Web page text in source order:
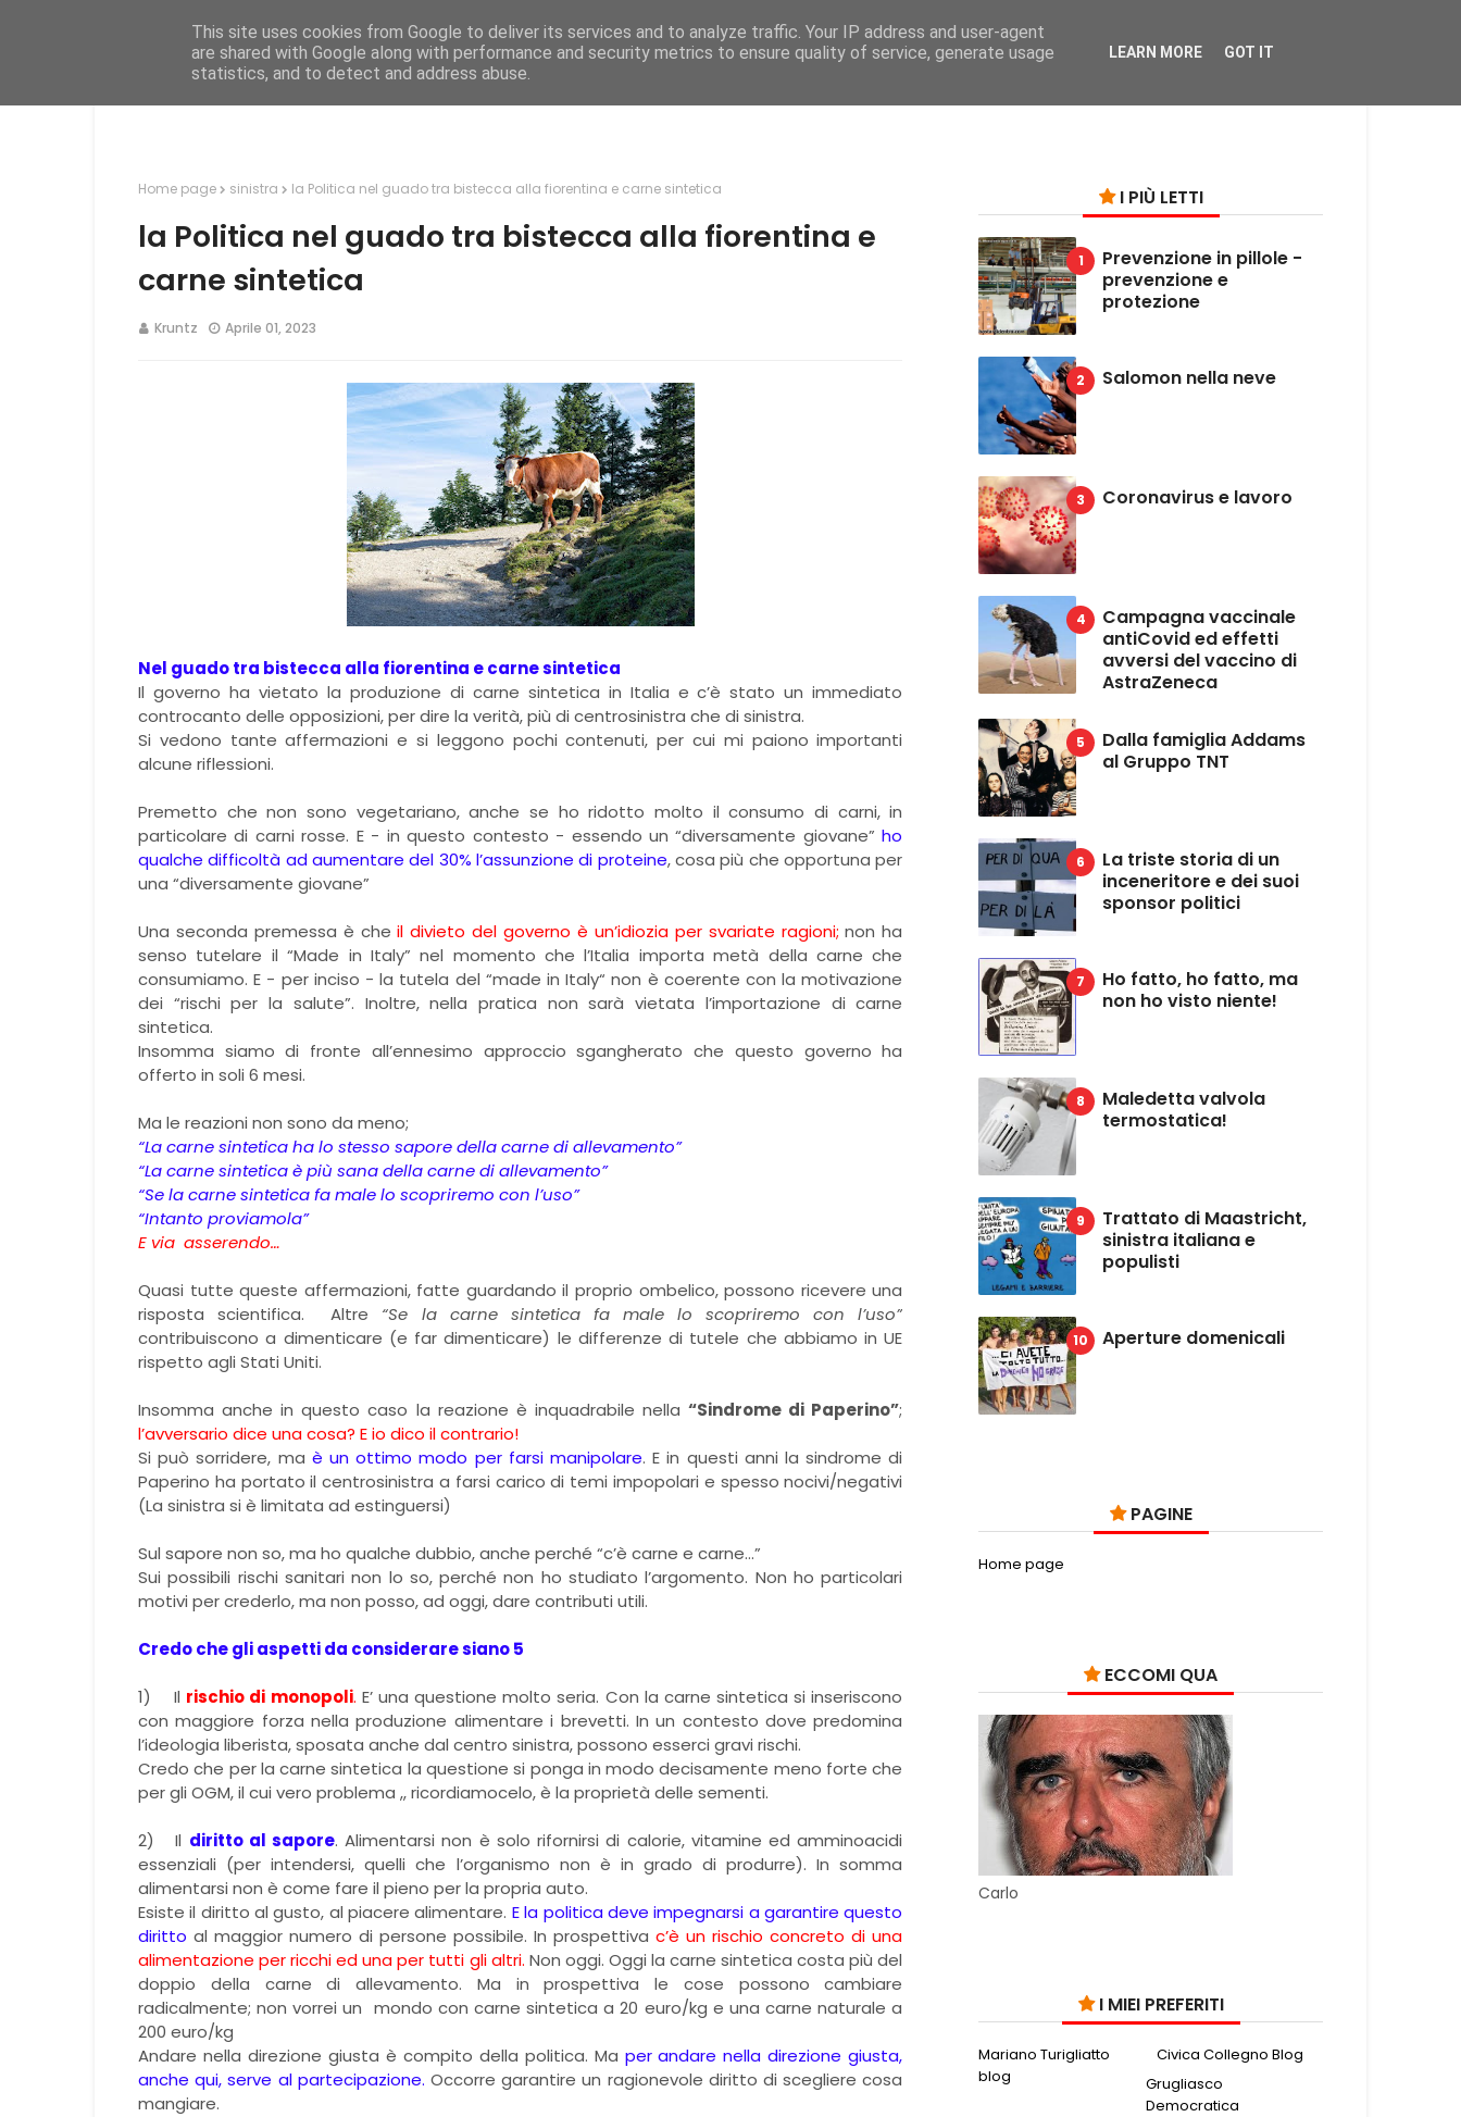
Home Caratteristiche Mega Menu Documentation
Home page sinistra la Politica nel guado tra bistecca alla fiorentina e carne sintetica
la Politica nel guado tra bistecca alla fiorentina e
carne sintetica
Kruntz Aprile 01, 2023
Nel guado tra bistecca alla fiorentina e carne sintetica
Il governo ha vietato la produzione di carne sintetica in Italia e c’è stato un immediato
controcanto delle opposizioni, per dire la verità, più di centrosinistra che di sinistra.
Si vedono tante affermazioni e si leggono pochi contenuti, per cui mi paiono importanti
alcune riflessioni.
Premetto che non sono vegetariano, anche se ho ridotto molto il consumo di carni, in
particolare di carni rosse. E - in questo contesto - essendo un “diversamente giovane” ho
qualche difficoltà ad aumentare del 30% l’assunzione di proteine, cosa più che opportuna per
una “diversamente giovane”
Una seconda premessa è cheil divieto del governo è un’idiozia per svariate ragioni; non ha
senso tutelare il “Made in Italy” nel momento che l’Italia importa metà della carne che
consumiamo. E - per inciso - la tutela del “made in Italy“ non è coerente con la motivazione
dei “rischi per la salute”. Inoltre, nella pratica non sarà vietata l’importazione di carne
sintetica.
Insomma siamo di fronte all’ennesimo approccio sgangherato che questo governo ha
offerto in soli 6 mesi.
Ma le reazioni non sono da meno;
“La carne sintetica ha lo stesso sapore della carne di allevamento”
“La carne sintetica è più sana della carne di allevamento”
“Se la carne sintetica fa male lo scopriremo con l’uso”
“Intanto proviamola”
E via asserendo…
Quasi tutte queste affermazioni, fatte guardando il proprio ombelico, possono ricevere una
risposta scientifica. Altre “Se la carne sintetica fa male lo scopriremo con l’uso”
contribuiscono a dimenticare (e far dimenticare) le differenze di tutele che abbiamo in UE
rispetto agli Stati Uniti.
Insomma anche in questo caso la reazione è inquadrabile nella“Sindrome di Paperino”;
l’avversario dice una cosa? E io dico il contrario!
Si può sorridere, ma è un ottimo modo per farsi manipolare. E in questi anni la sindrome di
Paperino ha portato il centrosinistra a farsi carico di temi impopolari e spesso nocivi/negativi
(La sinistra si è limitata ad estinguersi)
Sul sapore non so, ma ho qualche dubbio, anche perché “c’è carne e carne…”
Sui possibili rischi sanitari non lo so, perché non ho studiato l’argomento. Non ho particolari
motivi per crederlo, ma non posso, ad oggi, dare contributi utili.
Credo che gli aspetti da considerare siano 5
1) Il rischio di monopoli. E’ una questione molto seria. Con la carne sintetica si inseriscono
con maggiore forza nella produzione alimentare i brevetti. In un contesto dove predomina
l’ideologia liberista, sposata anche dal centro sinistra, possono esserci gravi rischi.
Credo che per la carne sintetica la questione si ponga in modo decisamente meno forte che
per gli OGM, il cui vero problema ,, ricordiamocelo, è la proprietà delle sementi.
2) Il diritto al sapore. Alimentarsi non è solo rifornirsi di calorie, vitamine ed amminoacidi
essenziali (per intendersi, quelli che l’organismo non è in grado di produrre). In somma
alimentarsi non è come fare il pieno per la propria auto.
Esiste il diritto al gusto, al piacere alimentare. E la politica deve impegnarsi a garantire questo
diritto al maggior numero di persone possibile. In prospettiva c’è un rischio concreto di una
alimentazione per ricchi ed una per tutti gli altri. Non oggi. Oggi la carne sintetica costa più del
doppio della carne di allevamento. Ma in prospettiva le cose possono cambiare
radicalmente; non vorrei un mondo con carne sintetica a 20 euro/kg e una carne naturale a
200 euro/kg
Andare nella direzione giusta è compito della politica. Ma per andare nella direzione giusta,
anche qui, serve al partecipazione. Occorre garantire un ragionevole diritto di scegliere cosa
mangiare.
I PIÙ LETTI
Prevenzione in pillole -
prevenzione e
protezione
Salomon nella neve
Coronavirus e lavoro
Campagna vaccinale
antiCovid ed effetti
avversi del vaccino di
AstraZeneca
Dalla famiglia Addams
al Gruppo TNT
La triste storia di un
inceneritore e dei suoi
sponsor politici
Ho fatto, ho fatto, ma
non ho visto niente!
Maledetta valvola
termostatica!
Trattato di Maastricht,
sinistra italiana e
populisti
Aperture domenicali
PAGINE
Home page
ECCOMI QUA
Carlo
I MIEI PREFERITI
Mariano Turigliatto
blog
Civica Collegno Blog
Grugliasco
Democratica
This site uses cookies from Google to deliver its services and to analyze traffic. Your IP address and user-agent
are shared with Google along with performance and security metrics to ensure quality of service, generate usage
statistics, and to detect and address abuse.
LEARN MORE GOT IT